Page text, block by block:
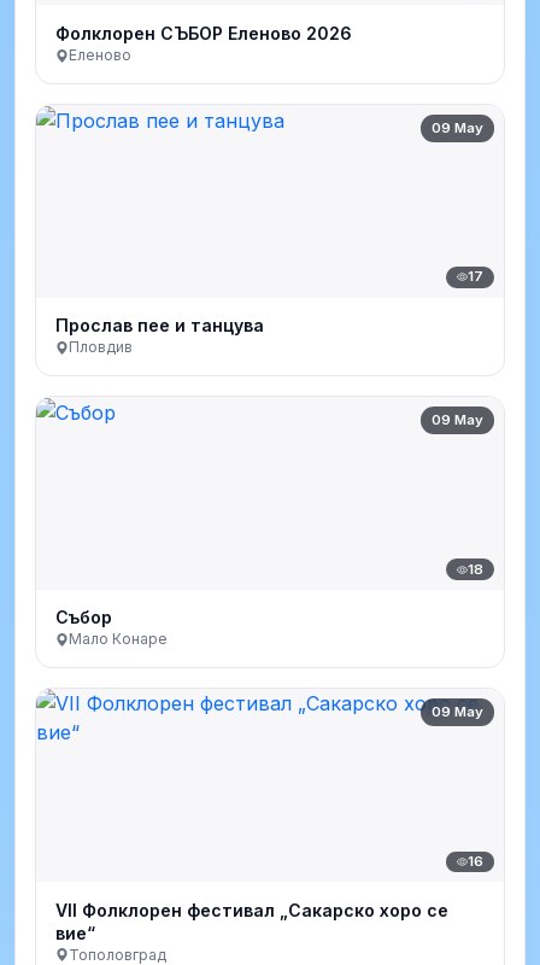
Фолклорен СЪБОР Еленово 2026
Еленово
09 May
17
Прослав пее и танцува
Пловдив
09 May
18
Събор
Мало Конаре
09 May
16
VII Фолклорен фестивал „Сакарско хоро се
вие“
Тополовград